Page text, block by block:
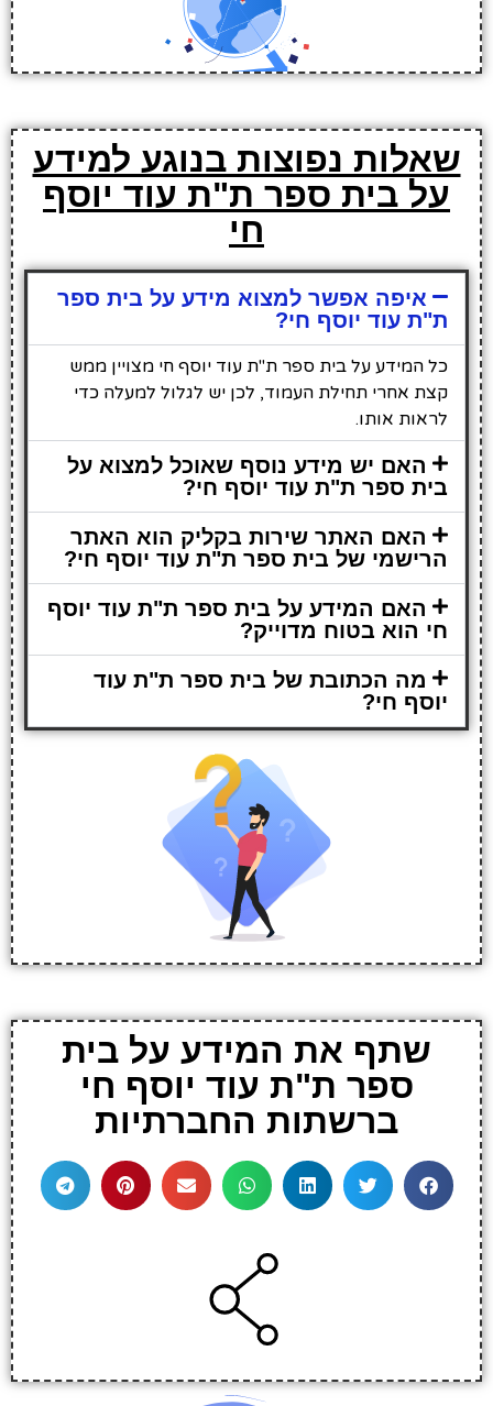
שאלות נפוצות בנוגע למידע
על בית ספר ת"ת עוד יוסף
חי
איפה אפשר למצוא מידע על בית ספר
ת"ת עוד יוסף חי?
כל המידע על בית ספר ת"ת עוד יוסף חי מצויין ממש
קצת אחרי תחילת העמוד, לכן יש לגלול למעלה כדי
לראות אותו.
האם יש מידע נוסף שאוכל למצוא על
בית ספר ת"ת עוד יוסף חי?
האם האתר שירות בקליק הוא האתר
הרישמי של בית ספר ת"ת עוד יוסף חי?
האם המידע על בית ספר ת"ת עוד יוסף
חי הוא בטוח מדוייק?
מה הכתובת של בית ספר ת"ת עוד
יוסף חי?
שתף את המידע על בית
ספר ת"ת עוד יוסף חי
ברשתות החברתיות